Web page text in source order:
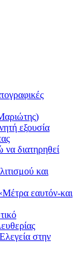
εξουσία
διατηρηθεί
και
εαυτόν-και
στην